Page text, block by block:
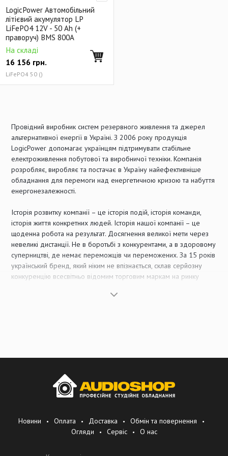
Системи кріплень для сонячних батарей
Акумулятори для сонячних станцій
Стабілізатори напруги
Зарядні пристрої
Блоки живлення
LogicPower Автомобільний
літієвий акумулятор LP
LiFePO4 12V - 50 Ah (+
праворуч) BMS 800А
На складі
16 156 грн.
LiFePO4 50 ()
Провідний виробник систем резервного живлення та джерел
альтернативної енергії в Україні. З 2006 року продукція
LogicPower допомагає українцям підтримувати стабільне
електроживлення побутової та виробничої техніки. Компанія
розробляє, виробляє та постачає в Україну найефективніше
обладнання для перемоги над енергетичною кризою та набуття
енергонезалежності.
Історія розвитку компанії – це історія подій, історія команди,
історія життя конкретних людей. Історія нашої компанії – це
щоденна робота на результат. Досягнення великої мети через
невеликі дистанції. Не в боротьбі з конкурентами, а в здоровому
суперництві, де немає переможців чи переможених. За 15 років
український бренд, який ніким не впізнається, склав серйозну
конкуренцію всесвітньо відомим торговим маркам на ринку
Новини Оплата Доставка
Обмін та повернення
Огляди
Сервіс О нас